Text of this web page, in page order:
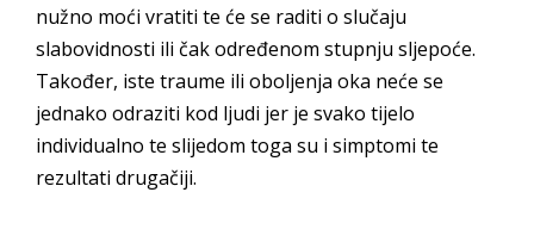
nužno moći vratiti te će se raditi o slučaju
slabovidnosti ili čak određenom stupnju sljepoće.
Također, iste traume ili oboljenja oka neće se
jednako odraziti kod ljudi jer je svako tijelo
individualno te slijedom toga su i simptomi te
rezultati drugačiji.